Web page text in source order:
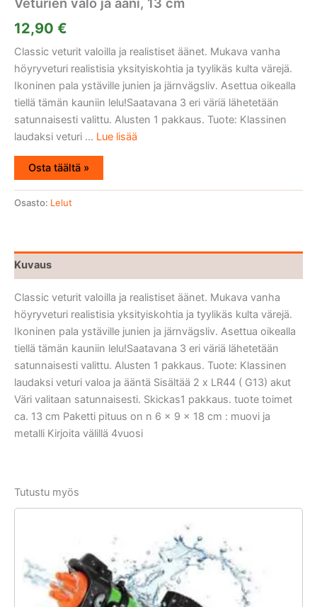
12,90 €
Classic veturit valoilla ja realistiset äänet. Mukava vanha
höyryveturi realistisia yksityiskohtia ja tyylikäs kulta värejä.
Ikoninen pala ystäville junien ja järnvägsliv. Asettua oikealla
tiellä tämän kauniin lelu!Saatavana 3 eri väriä lähetetään
satunnaisesti valittu. Alusten 1 pakkaus. Tuote: Klassinen
laudaksi veturi ... Lue lisää
Osta täältä »
Osasto: Lelut
Kuvaus
Classic veturit valoilla ja realistiset äänet. Mukava vanha
höyryveturi realistisia yksityiskohtia ja tyylikäs kulta värejä.
Ikoninen pala ystäville junien ja järnvägsliv. Asettua oikealla
tiellä tämän kauniin lelu!Saatavana 3 eri väriä lähetetään
satunnaisesti valittu. Alusten 1 pakkaus. Tuote: Klassinen
laudaksi veturi valoa ja ääntä Sisältää 2 x LR44 ( G13) akut
Väri valitaan satunnaisesti. Skickas1 pakkaus. tuote toimet
ca. 13 cm Paketti pituus on n 6 x 9 x 18 cm : muovi ja
metalli Kirjoita välillä 4vuosi
Tutustu myös